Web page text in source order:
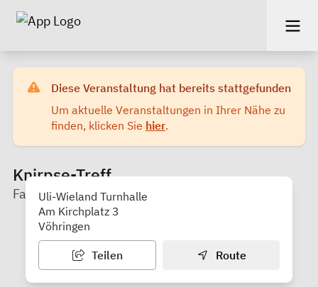
Diese Veranstaltung hat bereits stattgefunden
Um aktuelle Veranstaltungen in Ihrer Nähe zu
finden, klicken Sie hier.
Knirpse-Treff
Familienstützpunkt Vöhringen/Bellenberg
Uli-Wieland Turnhalle
Am Kirchplatz 3
Vöhringen
Teilen Route